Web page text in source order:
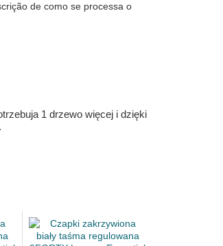
de como se processa o
1 drzewo więcej i dzięki